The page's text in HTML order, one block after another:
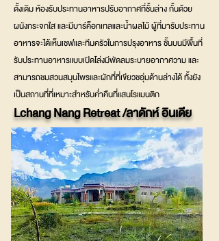
ดั้งเดิม ห้องรับประทานอาหารปรับอากาศที่ชั้นล่าง กั้นด้วย
ผนังกระจกใส และมีบาร์ค็อกเทลและน้ำผลไม้ ผู้ที่มารับประทาน
อาหารจะได้เห็นเชฟและทีมครัวในการปรุงอาหาร ชั้นบนมีพื้นที่
รับประทานอาหารแบบเปิดโล่งมีพัดลมระบายอากาศวาม และ
สามารถชมสวนสมุนไพรและผักที่ที่เขียวชอุ่มด้านล่างได้ ทั้งยัง
เป็นสถานที่ที่เหมาะสำหรับค่ำคืนที่แสนโรแมนติก
Lchang Nang Retreat /ลาดักห์ อินเดีย